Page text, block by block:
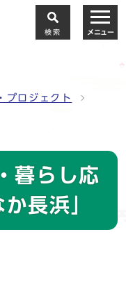
検索 メニュー
プロジェクト
暮らし応
長浜」